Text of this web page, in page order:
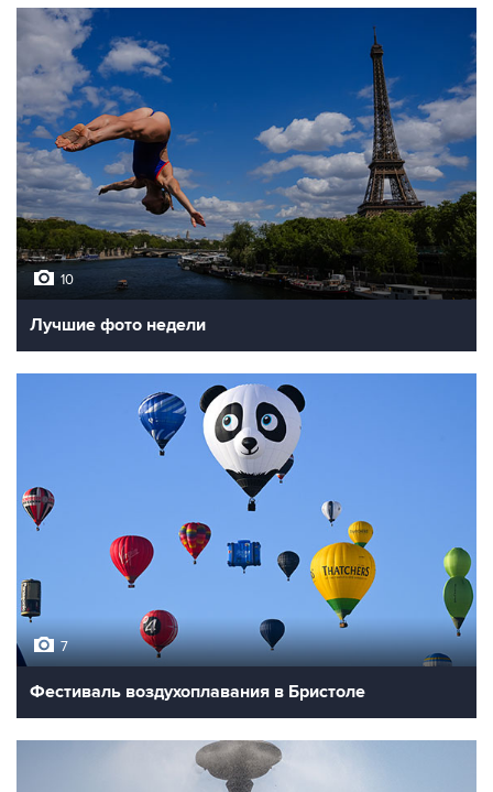
10
Лучшие фото недели
7
Фестиваль воздухоплавания в Бристоле